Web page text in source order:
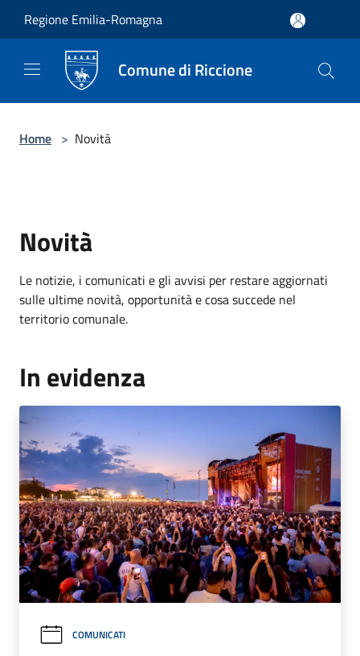
Regione Emilia-Romagna
Comune di Riccione
Home > Novità
Novità
Le notizie, i comunicati e gli avvisi per restare aggiornati
sulle ultime novità, opportunità e cosa succede nel
territorio comunale.
In evidenza
COMUNICATI